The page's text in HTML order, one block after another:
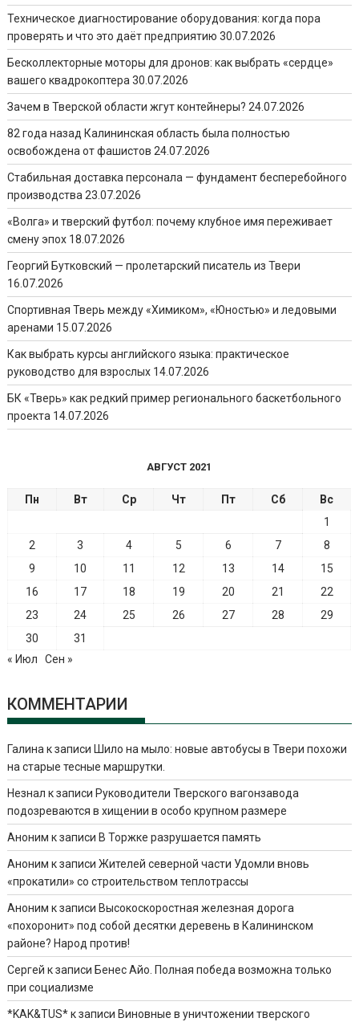
Техническое диагностирование оборудования: когда пора
проверять и что это даёт предприятию 30.07.2026
Бесколлекторные моторы для дронов: как выбрать «сердце»
вашего квадрокоптера 30.07.2026
Зачем в Тверской области жгут контейнеры? 24.07.2026
82 года назад Калининская область была полностью
освобождена от фашистов 24.07.2026
Стабильная доставка персонала — фундамент бесперебойного
производства 23.07.2026
«Волга» и тверский футбол: почему клубное имя переживает
смену эпох 18.07.2026
Георгий Бутковский — пролетарский писатель из Твери
16.07.2026
Спортивная Тверь между «Химиком», «Юностью» и ледовыми
аренами 15.07.2026
Как выбрать курсы английского языка: практическое
руководство для взрослых 14.07.2026
БК «Тверь» как редкий пример регионального баскетбольного
проекта 14.07.2026
АВГУСТ 2021
Пн Вт Ср Чт Пт Сб
Вс
1
2
3 4 5 6 7
8
9
10 11 12 13 14
15
16
17 18 19 20 21
22
23
24 25 26 27 28
29
30
31
« Июл
Сен »
КОММЕНТАРИИ
Галинак записи Шило на мыло: новые автобусы в Твери похожи
на старые тесные маршрутки.
Незнал к записи Руководители Тверского вагонзавода
подозреваются в хищении в особо крупном размере
Аноним к записи В Торжке разрушается память
Аноним к записиЖителей северной части Удомли вновь
«прокатили» со строительством теплотрассы
Аноним к записи Высокоскоростная железная дорога
«похоронит» под собой десятки деревень в Калининском
районе? Народ против!
Сергей к записи Бенес Айо. Полная победа возможна только
при социализме
*KAK&TUS*к записи Виновные в уничтожении тверского